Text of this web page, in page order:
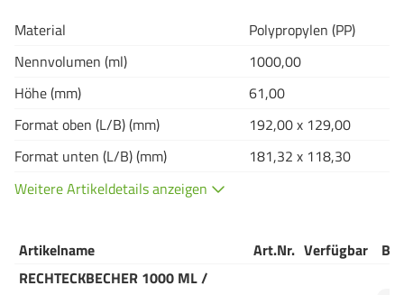
Material
Polypropylen (PP)
Nennvolumen (ml)
1000,00
Höhe (mm)
61,00
Format oben (L/B) (mm)
192,00 x 129,00
Format unten (L/B) (mm)
181,32 x 118,30
Weitere Artikeldetails anzeigen
Artikelname Art.Nr. Verfügbar
RECHTECKBECHER 1000 ML /